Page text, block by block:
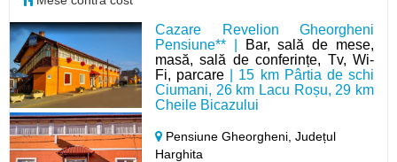
Cazare Revelion Gheorgheni
Pensiune** |
Bar, sală de mese,
masă, sală de conferințe, Tv, Wi-
Fi, parcare | 15 km Pârtia de schi
Ciumani, 26 km Lacu Roșu, 29 km
Cheile Bicazului
Pensiune Gheorgheni,Județul
Harghita